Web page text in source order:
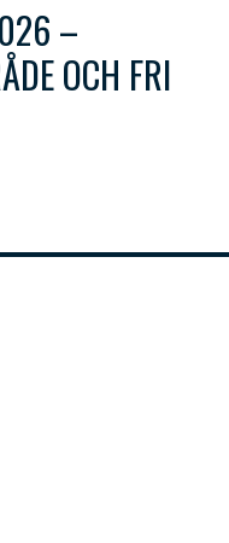
–
OCH FRI